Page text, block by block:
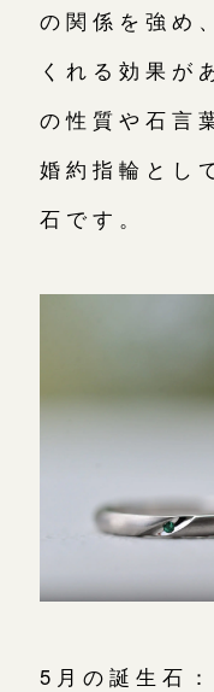
の関係を強め
くれる効果が
の性質や石言
婚約指輪とし
石です。
5月の誕生石